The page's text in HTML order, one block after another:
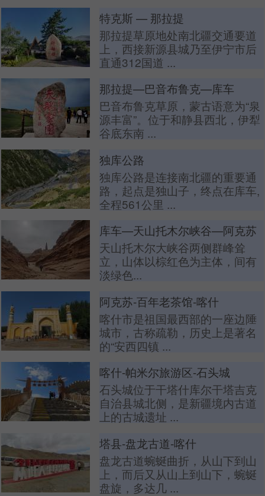
特克斯 — 那拉提
那拉提草原地处南北疆交通要道
上，西接新源县城乃至伊宁市后
直通312国道 ...
那拉提—巴音布鲁克—库车
巴音布鲁克草原，蒙古语意为“泉
源丰富”。位于和静县西北，伊犁
谷底东南 ...
独库公路
独库公路是连接南北疆的重要通
路，起点是独山子，终点在库车,
全程561公里 ...
库车—天山托木尔峡谷—阿克苏
天山托木尔大峡谷两侧群峰耸
立，山体以棕红色为主体，间有
淡绿色...
阿克苏-百年老茶馆-喀什
喀什市是祖国最西部的一座边陲
城市，古称疏勒，历史上是著名
的“安西四镇 ...
喀什-帕米尔旅游区-石头城
石头城位于干塔什库尔干塔吉克
自治县城北侧，是新疆境内古道
上的古城遗址 ...
塔县-盘龙古道-喀什
盘龙古道蜿蜒曲折，从山下到山
上，而后又从山上到山下，蜿蜒
盘旋，多达几 ...